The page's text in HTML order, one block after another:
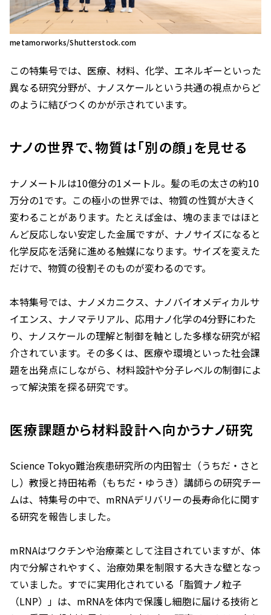
metamorworks/Shutterstock.com
この特集号では、医療、材料、化学、エネルギーといった
異なる研究分野が、ナノスケールという共通の視点からど
のように結びつくのかが示されています。
ナノの世界で、物質は「別の顔」を見せる
ナノメートルは10億分の1メートル。髪の毛の太さの約10
万分の1です。この極小の世界では、物質の性質が大きく
変わることがあります。たとえば金は、塊のままではほと
んど反応しない安定した金属ですが、ナノサイズになると
化学反応を活発に進める触媒になります。サイズを変えた
だけで、物質の役割そのものが変わるのです。
本特集号では、ナノメカニクス、ナノバイオメディカルサ
イエンス、ナノマテリアル、応用ナノ化学の4分野にわた
り、ナノスケールの理解と制御を軸とした多様な研究が紹
介されています。その多くは、医療や環境といった社会課
題を出発点にしながら、材料設計や分子レベルの制御によ
って解決策を探る研究です。
医療課題から材料設計へ向かうナノ研究
Science Tokyo難治疾患研究所の内田智士（うちだ・さと
し）教授と持田祐希（もちだ・ゆうき）講師らの研究チー
ムは、特集号の中で、mRNAデリバリーの長寿命化に関す
る研究を報告しました。
mRNAはワクチンや治療薬として注目されていますが、体
内で分解されやすく、治療効果を制限する大きな壁となっ
ていました。すでに実用化されている「脂質ナノ粒子
（LNP）」は、mRNAを体内で保護し細胞に届ける技術と